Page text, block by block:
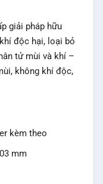
giải pháp hữu
độc hại, loại bỏ
tử mùi và khí –
không khí độc,
kèm theo
mm